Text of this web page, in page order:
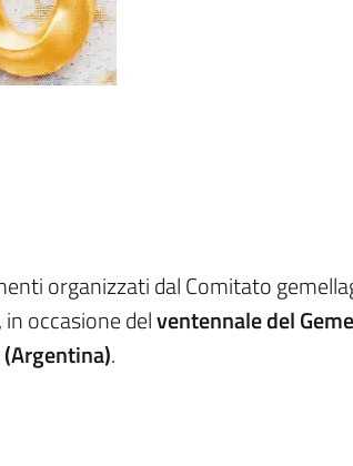
organizzati dal Comitato
in occasione delventennale del
.